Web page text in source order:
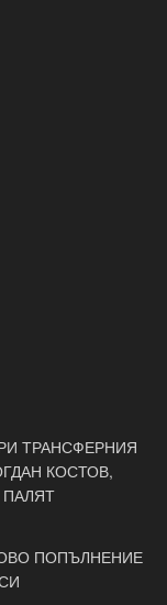
ТРАНСФЕРНИЯ
КОСТОВ,
ПОПЪЛНЕНИЕ